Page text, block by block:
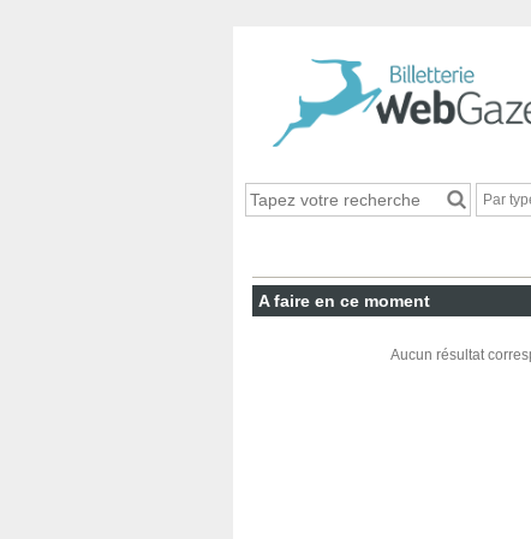
Par
A faire en ce moment
Aucun résultat